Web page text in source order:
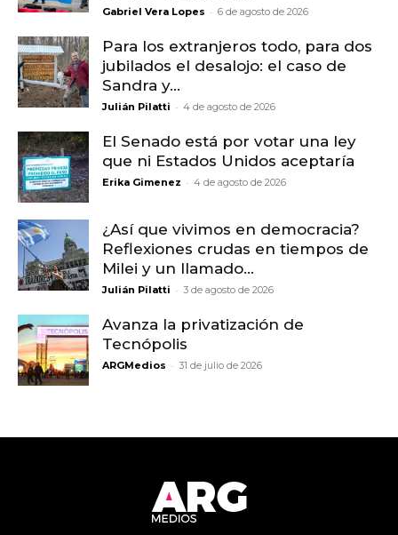
Gabriel Vera Lopes - 6 de agosto de 2026
Para los extranjeros todo, para dos
jubilados el desalojo: el caso de
Sandra y...
Julián Pilatti - 4 de agosto de 2026
El Senado está por votar una ley
que ni Estados Unidos aceptaría
Erika Gimenez - 4 de agosto de 2026
¿Así que vivimos en democracia?
Reflexiones crudas en tiempos de
Milei y un llamado...
Julián Pilatti - 3 de agosto de 2026
Avanza la privatización de
Tecnópolis
ARGMedios - 31 de julio de 2026